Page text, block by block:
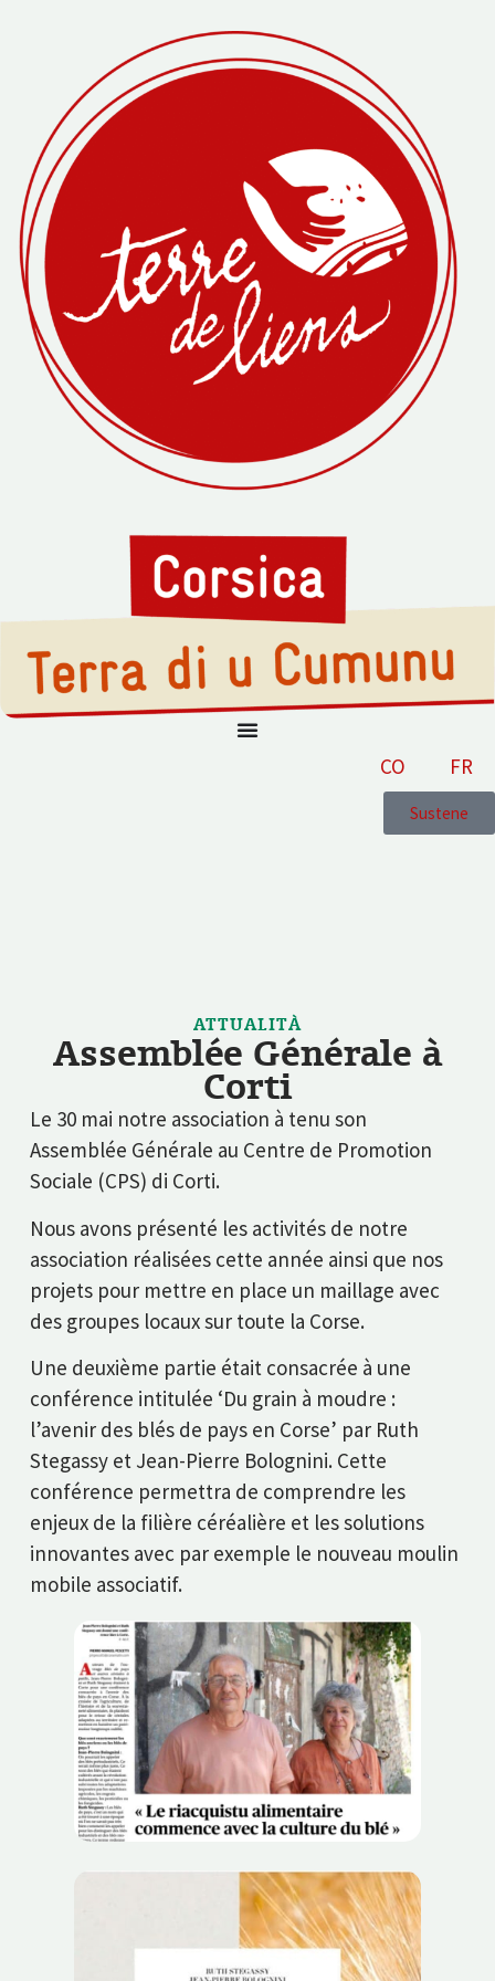
CO FR
Sustene
ATTUALITÀ
Assemblée Générale à
Corti
Le 30 mai notre association à tenu son
Assemblée Générale au Centre de Promotion
Sociale (CPS) di Corti.
Nous avons présenté les activités de notre
association réalisées cette année ainsi que nos
projets pour mettre en place un maillage avec
des groupes locaux sur toute la Corse.
Une deuxième partie était consacrée à une
conférence intitulée ‘Du grain à moudre :
l’avenir des blés de pays en Corse’ par Ruth
Stegassy et Jean-Pierre Bolognini. Cette
conférence permettra de comprendre les
enjeux de la filière céréalière et les solutions
innovantes avec par exemple le nouveau moulin
mobile associatif.